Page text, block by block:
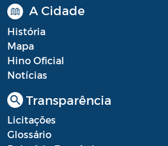
A Cidade
História
Mapa
Hino Oficial
Notícias
Transparência
Licitações
Glossário